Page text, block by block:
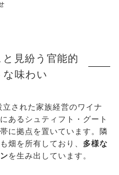
見紛う官能的
味わい
された家族経営のワイナ
あるシュティフト・グート
に拠点を置いています。隣
畑を所有しており、 多様な
を生み出しています。